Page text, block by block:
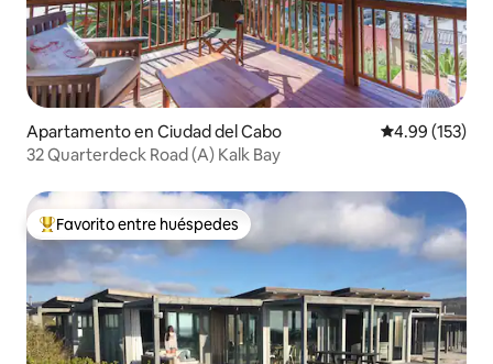
Apartamento en Ciudad del Cabo Calificación
4.99 (153)
32 Quarterdeck Road (A) Kalk Bay
Favorito entre huéspedes preferido
Favorito entre huéspedes